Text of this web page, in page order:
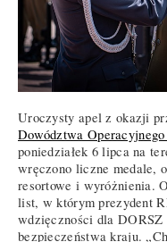
Uroczysty apel z okazji
Dowództwa
poniedziałek 6 lipca na
wręczono liczne medale,
resortowe i wyróżnienia.
list, w którym prezydent
wdzięczności dla DORSZ
bezpieczeństwa kraju.